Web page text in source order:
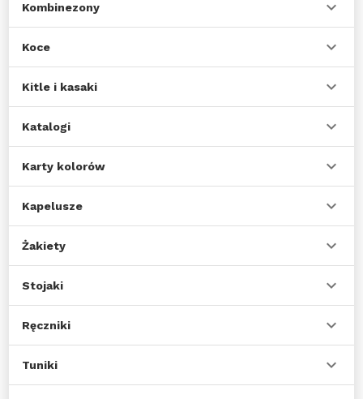
Kombinezony
Koce
Kitle i kasaki
Katalogi
Karty kolorów
Kapelusze
Żakiety
Stojaki
Ręczniki
Tuniki